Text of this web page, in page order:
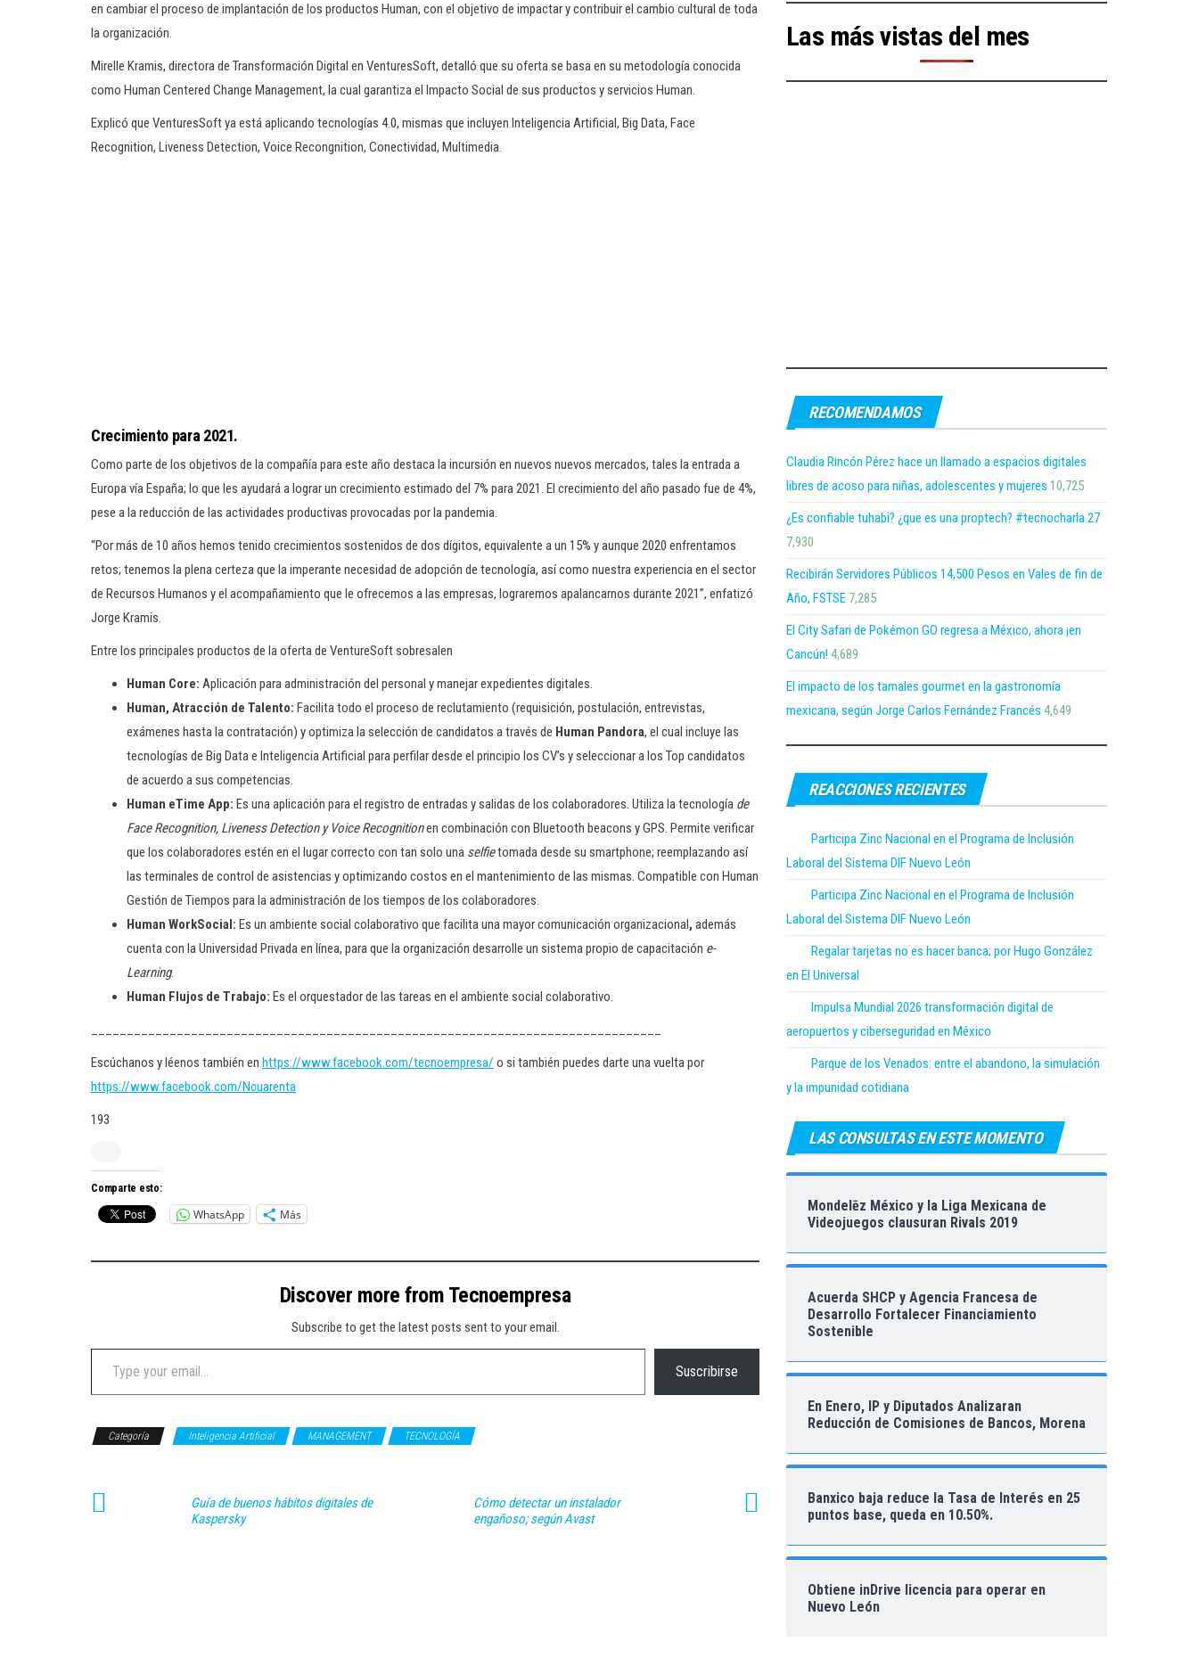
en cambiar el proceso de implantación de los productos Human, con el objetivo de impactar y contribuir el cambio cultural de toda
la organización.
Mirelle Kramis, directora de Transformación Digital en VenturesSoft, detalló que su oferta se basa en su metodología conocida
como Human Centered Change Management, la cual garantiza el Impacto Social de sus productos y servicios Human.
Explicó que VenturesSoft ya está aplicando tecnologías 4.0, mismas que incluyen Inteligencia Artificial, Big Data, Face
Recognition, Liveness Detection, Voice Recongnition, Conectividad, Multimedia.
Crecimiento para 2021.
Como parte de los objetivos de la compañía para este año destaca la incursión en nuevos nuevos mercados, tales la entrada a
Europa vía España; lo que les ayudará a lograr un crecimiento estimado del 7% para 2021. El crecimiento del año pasado fue de 4%,
pese a la reducción de las actividades productivas provocadas por la pandemia.
“Por más de 10 años hemos tenido crecimientos sostenidos de dos dígitos, equivalente a un 15% y aunque 2020 enfrentamos
retos; tenemos la plena certeza que la imperante necesidad de adopción de tecnología, así como nuestra experiencia en el sector
de Recursos Humanos y el acompañamiento que le ofrecemos a las empresas, lograremos apalancarnos durante 2021”, enfatizó
Jorge Kramis.
Entre los principales productos de la oferta de VentureSoft sobresalen
Human Core: Aplicación para administración del personal y manejar expedientes digitales.
Human, Atracción de Talento: Facilita todo el proceso de reclutamiento (requisición, postulación, entrevistas,
exámenes hasta la contratación) y optimiza la selección de candidatos a través de Human Pandora, el cual incluye las
tecnologías de Big Data e Inteligencia Artificial para perfilar desde el principio los CV’s y seleccionar a los Top candidatos
de acuerdo a sus competencias.
Human eTime App: Es una aplicación para el registro de entradas y salidas de los colaboradores. Utiliza la tecnología de
Face Recognition, Liveness Detection y Voice Recognitionen combinación con Bluetooth beacons y GPS. Permite verificar
que los colaboradores estén en el lugar correcto con tan solo una selfietomada desde su smartphone; reemplazando así
las terminales de control de asistencias y optimizando costos en el mantenimiento de las mismas. Compatible con Human
Gestión de Tiempos para la administración de los tiempos de los colaboradores.
Human WorkSocial: Es un ambiente social colaborativo que facilita una mayor comunicación organizacional, además
cuenta con la Universidad Privada en línea, para que la organización desarrolle un sistema propio de capacitación e-
Learning.
Human Flujos de Trabajo: Es el orquestador de las tareas en el ambiente social colaborativo.
Escúchanos y léenos también en https://www.facebook.com/tecnoempresa/ o si también puedes darte una vuelta por
https://www.facebook.com/Ncuarenta
193
Comparte esto:
WhatsApp Más
Discover more from Tecnoempresa
Subscribe to get the latest posts sent to your email.
Type your email…
Suscribirse
Categoría Inteligencia Artificial MANAGEMENT TECNOLOGÍA
Guía de buenos hábitos digitales de
Kaspersky
Cómo detectar un instalador
engañoso; según Avast
Las más vistas del mes
RECOMENDAMOS
Claudia Rincón Pérez hace un llamado a espacios digitales
libres de acoso para niñas, adolescentes y mujeres 10,725
¿Es confiable tuhabi? ¿que es una proptech? #tecnocharla 27
7,930
Recibirán Servidores Públicos 14,500 Pesos en Vales de fin de
Año, FSTSE 7,285
El City Safari de Pokémon GO regresa a México, ahora ¡en
Cancún! 4,689
El impacto de los tamales gourmet en la gastronomía
mexicana, según Jorge Carlos Fernández Francés 4,649
REACCIONES RECIENTES
Participa Zinc Nacional en el Programa de Inclusión
Laboral del Sistema DIF Nuevo León
Participa Zinc Nacional en el Programa de Inclusión
Laboral del Sistema DIF Nuevo León
Regalar tarjetas no es hacer banca; por Hugo González
en El Universal
Impulsa Mundial 2026 transformación digital de
aeropuertos y ciberseguridad en México
Parque de los Venados: entre el abandono, la simulación
y la impunidad cotidiana
LAS CONSULTAS EN ESTE MOMENTO
Mondelēz México y la Liga Mexicana de
Videojuegos clausuran Rivals 2019
Acuerda SHCP y Agencia Francesa de
Desarrollo Fortalecer Financiamiento
Sostenible
En Enero, IP y Diputados Analizaran
Reducción de Comisiones de Bancos, Morena
Banxico baja reduce la Tasa de Interés en 25
puntos base, queda en 10.50%.
Obtiene inDrive licencia para operar en
Nuevo León